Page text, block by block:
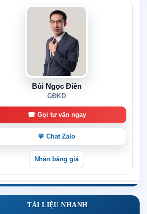
Bùi Ngọc Điền
GĐKD
☎ Gọi tư vấn ngay
💬 Chat Zalo
Nhận bảng giá
TÀI LIỆU NHANH